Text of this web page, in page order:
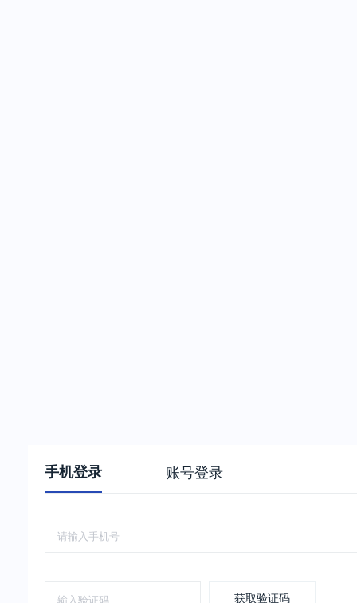
手机登录 账号登录
获取验证码